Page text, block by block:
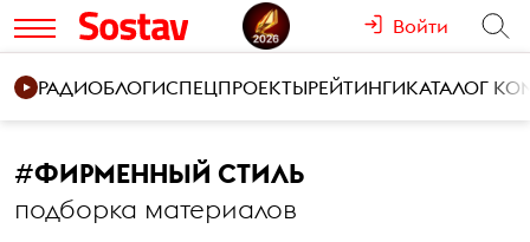
Войти
РАДИОБЛОГИСПЕЦПРОЕКТЫРЕЙТИНГИКАТАЛОГ
#ФИРМЕННЫЙ СТИЛЬ
подборка материалов